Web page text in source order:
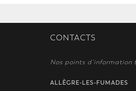
CONTACTS
Nos points
ALLÈGRE-LES-FUMADES